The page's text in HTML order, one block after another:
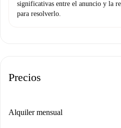
significativas entre el anuncio y la
para resolverlo.
Precios
Alquiler mensual